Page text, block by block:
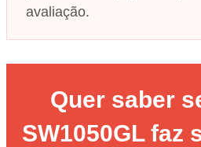
avaliação.
Quer saber
SW1050GL faz